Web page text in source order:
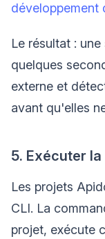
Le résultat :
quelques
externe et
avant qu'elles
5. Exécuter
Les projets
CLI. La
projet, exécute